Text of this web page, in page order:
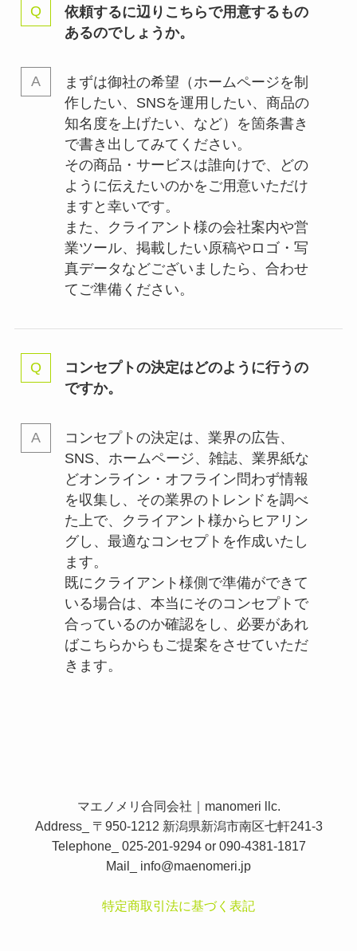
依頼するに辺りこちらで用意するもの
あるのでしょうか。
まずは御社の希望（ホームページを制
作したい、SNSを運用したい、商品の
知名度を上げたい、など）を箇条書き
で書き出してみてください。
その商品・サービスは誰向けで、どの
ように伝えたいのかをご用意いただけ
ますと幸いです。
また、クライアント様の会社案内や営
業ツール、掲載したい原稿やロゴ・写
真データなどございましたら、合わせ
てご準備ください。
コンセプトの決定はどのように行うの
ですか。
コンセプトの決定は、業界の広告、
SNS、ホームページ、雑誌、業界紙な
どオンライン・オフライン問わず情報
を収集し、その業界のトレンドを調べ
た上で、クライアント様からヒアリン
グし、最適なコンセプトを作成いたし
ます。
既にクライアント様側で準備ができて
いる場合は、本当にそのコンセプトで
合っているのか確認をし、必要があれ
ばこちらからもご提案をさせていただ
きます。
マエノメリ合同会社｜manomeri llc.
Address_ 〒950-1212 新潟県新潟市南区七軒241-3
Telephone_ 025-201-9294 or 090-4381-1817
Mail_ info@maenomeri.jp
特定商取引法に基づく表記